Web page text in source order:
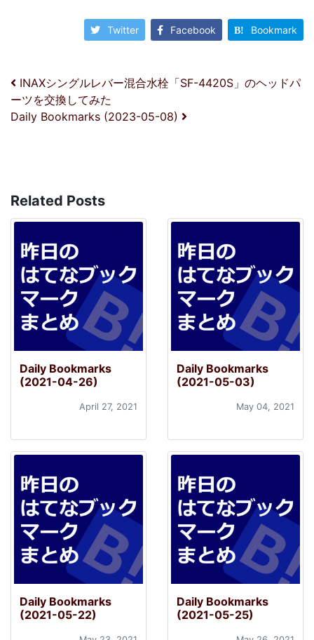
Twitter Facebook Bookmark
投稿ナビゲーション
INAXシングルレバー混合水栓「SF-4420S」のヘッドパ
ーツを交換してみた
Daily Bookmarks (2023-05-08)
Related Posts
Daily Bookmarks
(2021-04-26)
April 27, 2021
Daily Bookmarks
(2021-05-03)
May 04, 2021
Daily Bookmarks
(2021-05-22)
Daily Bookmarks
(2021-05-25)